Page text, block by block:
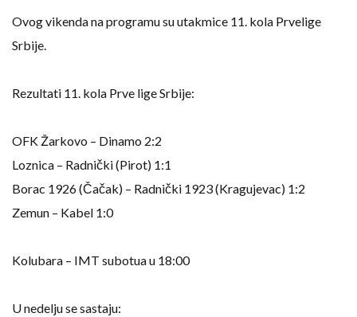
Ovog vikenda na programu su utakmice 11. kola Prvelige
Srbije.
Rezultati 11. kola Prve lige Srbije:
OFK Žarkovo – Dinamo 2:2
Loznica – Radnički (Pirot) 1:1
Borac 1926 (Čačak) – Radnički 1923 (Kragujevac) 1:2
Zemun – Kabel 1:0
Kolubara – IMT subotua u 18:00
U nedelju se sastaju: